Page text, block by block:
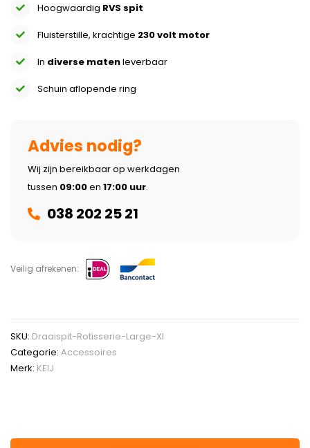
Hoogwaardig RVS spit
Fluisterstille, krachtige 230 volt motor
In diverse matenleverbaar
Schuin aflopende ring
Advies nodig?
Wij zijn bereikbaar op werkdagen
tussen 09:00en 17:00 uur.
038 202 25 21
Veilig afrekenen:
SKU: Draaispit-Rotisserie-Large-Xl
Categorie: Accessoires
Merk: KEIJ